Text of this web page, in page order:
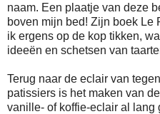
naam. Een plaatje van deze
boven mijn bed! Zijn boek Le
ik ergens op de kop tikken,
ideeën en schetsen van
Terug naar de eclair van
patissiers is het maken van
vanille- of koffie-eclair al lang